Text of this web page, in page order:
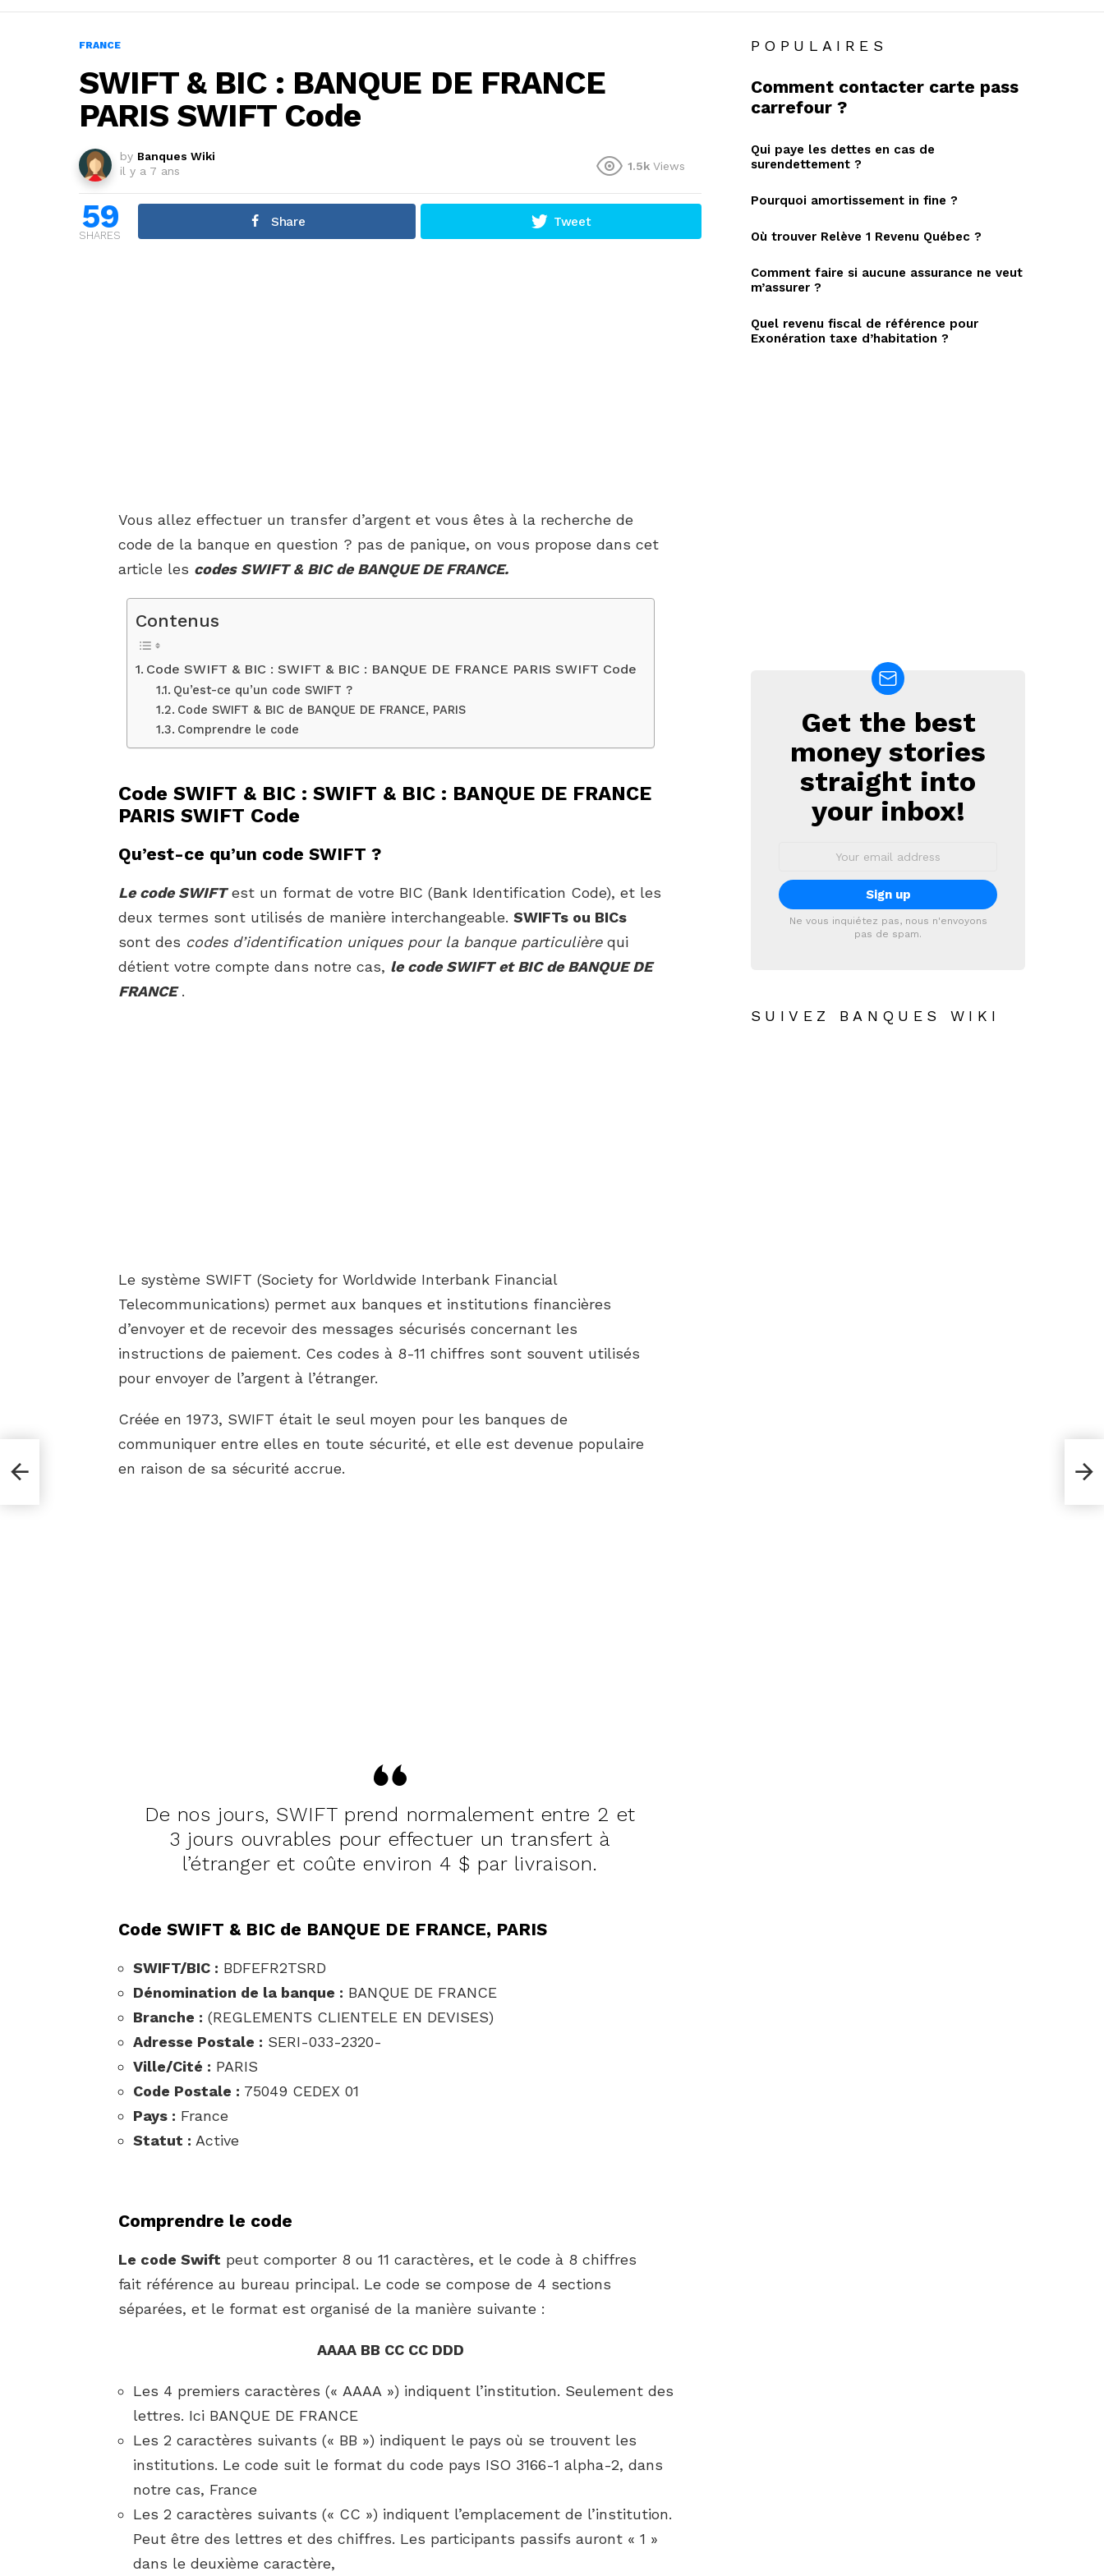
FRANCE
SWIFT & BIC : BANQUE DE FRANCE
PARIS SWIFT Code
by Banques Wiki
il y a 7 ans
1.5k Views
59
SHARES
Share Tweet
Vous allez effectuer un transfer d’argent et vous êtes à la recherche de
code de la banque en question ? pas de panique, on vous propose dans cet
article les codes SWIFT & BIC de BANQUE DE FRANCE.
Contenus
Code SWIFT & BIC : SWIFT & BIC : BANQUE DE FRANCE PARIS SWIFT Code
Qu’est-ce qu’un code SWIFT ?
Code SWIFT & BIC de BANQUE DE FRANCE, PARIS
Comprendre le code
Code SWIFT & BIC : SWIFT & BIC : BANQUE DE FRANCE
PARIS SWIFT Code
Qu’est-ce qu’un code SWIFT ?
Le code SWIFTest un format de votre BIC (Bank Identification Code), et les
deux termes sont utilisés de manière interchangeable. SWIFTs ou BICs
sont des codes d’identification uniques pour la banque particulière qui
détient votre compte dans notre cas, le code SWIFT et BIC de BANQUE DE
FRANCE.
Le système SWIFT (Society for Worldwide Interbank Financial
Telecommunications) permet aux banques et institutions financières
d’envoyer et de recevoir des messages sécurisés concernant les
instructions de paiement. Ces codes à 8-11 chiffres sont souvent utilisés
pour envoyer de l’argent à l’étranger.
Créée en 1973, SWIFT était le seul moyen pour les banques de
communiquer entre elles en toute sécurité, et elle est devenue populaire
en raison de sa sécurité accrue.
De nos jours, SWIFT prend normalement entre 2 et
3 jours ouvrables pour effectuer un transfert à
l’étranger et coûte environ 4 $ par livraison.
Code SWIFT & BIC de BANQUE DE FRANCE, PARIS
SWIFT/BIC : BDFEFR2TSRD
Dénomination de la banque : BANQUE DE FRANCE
Branche : (REGLEMENTS CLIENTELE EN DEVISES)
Adresse Postale : SERI-033-2320-
Ville/Cité : PARIS
Code Postale : 75049 CEDEX 01
Pays : France
Statut : Active
Comprendre le code
Le code Swift peut comporter 8 ou 11 caractères, et le code à 8 chiffres
fait référence au bureau principal. Le code se compose de 4 sections
séparées, et le format est organisé de la manière suivante :
AAAA BB CC CC DDD
Les 4 premiers caractères (« AAAA ») indiquent l’institution. Seulement des
lettres. Ici BANQUE DE FRANCE
Les 2 caractères suivants (« BB ») indiquent le pays où se trouvent les
institutions. Le code suit le format du code pays ISO 3166-1 alpha-2, dans
notre cas, France
Les 2 caractères suivants (« CC ») indiquent l’emplacement de l’institution.
Peut être des lettres et des chiffres. Les participants passifs auront « 1 »
dans le deuxième caractère,
POPULAIRES
Comment contacter carte pass
carrefour ?
Qui paye les dettes en cas de
surendettement ?
Pourquoi amortissement in fine ?
Où trouver Relève 1 Revenu Québec ?
Comment faire si aucune assurance ne veut
m’assurer ?
Quel revenu fiscal de référence pour
Exonération taxe d’habitation ?
NEWSLETTER
Get the best
money stories
straight into
your inbox!
Ne vous inquiétez pas, nous n'envoyons
pas de spam.
SUIVEZ BANQUES WIKI